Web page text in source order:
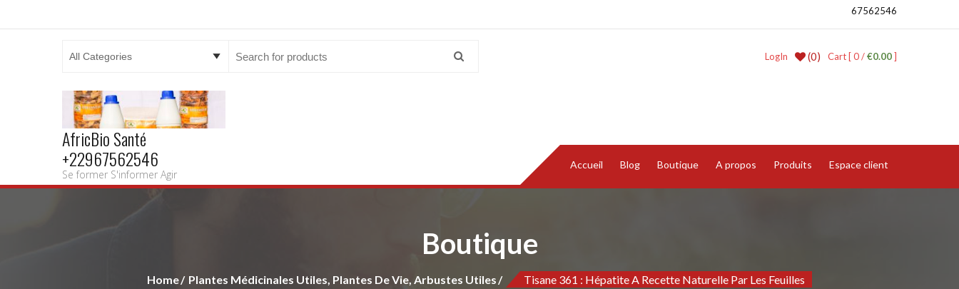
67562546
Cart [ 0 /€0.00]
(0)
LogIn
AfricBio Santé
+22967562546
Se former S'informer Agir
Accueil Blog Boutique A propos Produits Espace client
Boutique
Home Plantes Médicinales Utiles, Plantes De Vie, Arbustes Utiles Tisane 361 : Hépatite A Recette Naturelle Par Les Feuilles